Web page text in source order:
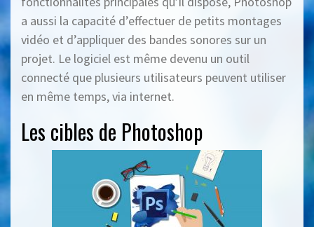
a aussi la capacité d’effectuer de petits montages
vidéo et d’appliquer des bandes sonores sur un
projet. Le logiciel est même devenu un outil
connecté que plusieurs utilisateurs peuvent utiliser
en même temps, via internet.
Les cibles de Photoshop